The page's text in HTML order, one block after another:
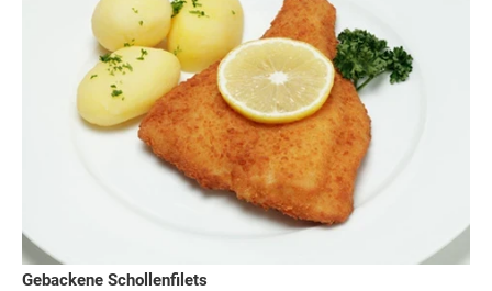
Gebackene Schollenfilets